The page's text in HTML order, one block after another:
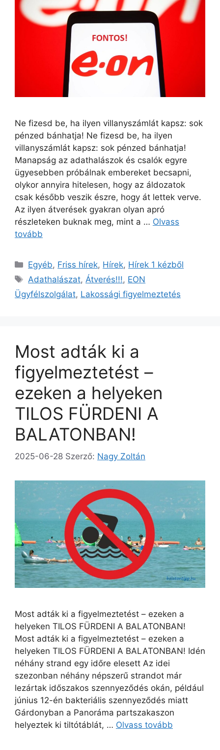
Ne fizesd be, ha ilyen villanyszámlát kapsz: sok
pénzed bánhatja! Ne fizesd be, ha ilyen
villanyszámlát kapsz: sok pénzed bánhatja!
Manapság az adathalászok és csalók egyre
ügyesebben próbálnak embereket becsapni,
olykor annyira hitelesen, hogy az áldozatok
csak később veszik észre, hogy át lettek verve.
Az ilyen átverések gyakran olyan apró
részleteken buknak meg, mint a … Olvass
tovább
Kategória
Egyéb, Friss hírek, Hírek, Hírek 1 kézből
Címkék
Adathalászat,Átverés!!!, EON
Ügyfélszolgálat, Lakossági figyelmeztetés
Most adták ki a
figyelmeztetést –
ezeken a helyeken
TILOS FÜRDENI A
BALATONBAN!
2025-06-28 Szerző: Nagy Zoltán
Most adták ki a figyelmeztetést – ezeken a
helyeken TILOS FÜRDENI A BALATONBAN!
Most adták ki a figyelmeztetést – ezeken a
helyeken TILOS FÜRDENI A BALATONBAN! Idén
néhány strand egy időre elesett Az idei
szezonban néhány népszerű strandot már
lezártak időszakos szennyeződés okán, például
június 12-én bakteriális szennyeződés miatt
Gárdonyban a Panoráma partszakaszon
helyeztek ki tiltótáblát, … Olvass tovább